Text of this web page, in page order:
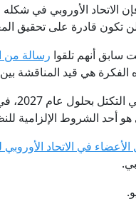
الاتحاد الأوروبي في
على تحقيق المعايير
سابق أنهم تلقوا رسالة من
الفكرة هي قيد المناقشة
كما طالب
هو أحد الشروط الإلزامية
الأعضاء في الاتحاد